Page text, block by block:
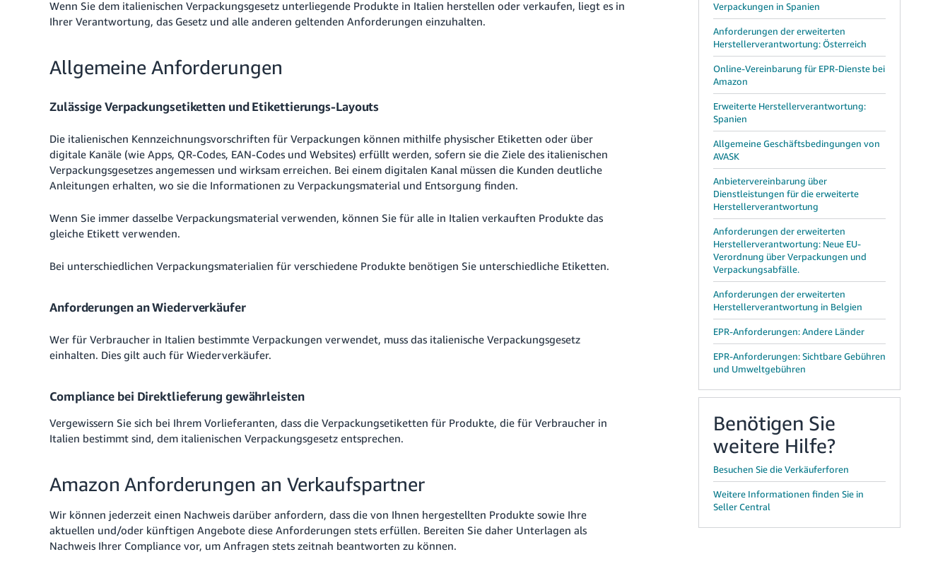
Wenn Sie dem italienischen Verpackungsgesetz unterliegende Produkte in Italien herstellen oder verkaufen, liegt es in
Ihrer Verantwortung, das Gesetz und alle anderen geltenden Anforderungen einzuhalten.
Allgemeine Anforderungen
Zulässige Verpackungsetiketten und Etikettierungs-Layouts
Die italienischen Kennzeichnungsvorschriften für Verpackungen können mithilfe physischer Etiketten oder über
digitale Kanäle (wie Apps, QR-Codes, EAN-Codes und Websites) erfüllt werden, sofern sie die Ziele des italienischen
Verpackungsgesetzes angemessen und wirksam erreichen. Bei einem digitalen Kanal müssen die Kunden deutliche
Anleitungen erhalten, wo sie die Informationen zu Verpackungsmaterial und Entsorgung finden.
Wenn Sie immer dasselbe Verpackungsmaterial verwenden, können Sie für alle in Italien verkauften Produkte das
gleiche Etikett verwenden.
Bei unterschiedlichen Verpackungsmaterialien für verschiedene Produkte benötigen Sie unterschiedliche Etiketten.
Anforderungen an Wiederverkäufer
Wer für Verbraucher in Italien bestimmte Verpackungen verwendet, muss das italienische Verpackungsgesetz
einhalten. Dies gilt auch für Wiederverkäufer.
Compliance bei Direktlieferung gewährleisten
Vergewissern Sie sich bei Ihrem Vorlieferanten, dass die Verpackungsetiketten für Produkte, die für Verbraucher in
Italien bestimmt sind, dem italienischen Verpackungsgesetz entsprechen.
Amazon Anforderungen an Verkaufspartner
Wir können jederzeit einen Nachweis darüber anfordern, dass die von Ihnen hergestellten Produkte sowie Ihre
aktuellen und/oder künftigen Angebote diese Anforderungen stets erfüllen. Bereiten Sie daher Unterlagen als
Nachweis Ihrer Compliance vor, um Anfragen stets zeitnah beantworten zu können.
Verpackungen in Spanien
Anforderungen der erweiterten
Herstellerverantwortung: Österreich
Online-Vereinbarung für EPR-Dienste bei
Amazon
Erweiterte Herstellerverantwortung:
Spanien
Allgemeine Geschäftsbedingungen von
AVASK
Anbietervereinbarung über
Dienstleistungen für die erweiterte
Herstellerverantwortung
Anforderungen der erweiterten
Herstellerverantwortung: Neue EU-
Verordnung über Verpackungen und
Verpackungsabfälle.
Anforderungen der erweiterten
Herstellerverantwortung in Belgien
EPR-Anforderungen: Andere Länder
EPR-Anforderungen: Sichtbare Gebühren
und Umweltgebühren
Benötigen Sie
weitere Hilfe?
Besuchen Sie die Verkäuferforen
Weitere Informationen finden Sie in
Seller Central